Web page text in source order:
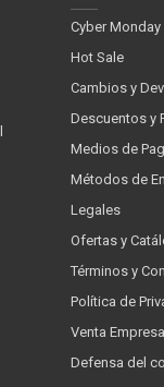
Cyber Monday
Hot Sale
Cambios y
Descuentos y
Medios de
Métodos de
Legales
Ofertas y
Términos y
Política de
Venta Empresa
Defensa del